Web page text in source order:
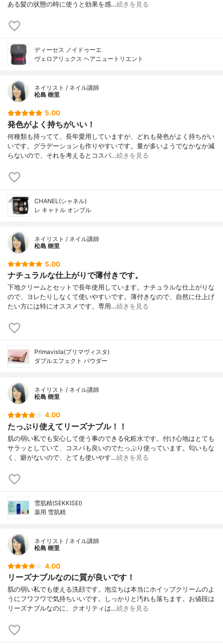
ある髪の状態の時に使うと効果を感…続きを見る
ディーセス ノイドゥーエ
ヴェロアリュクス ヘアニュートリエント
ネイリスト / ネイル講師
松島 樹里
5.00
発色がよく持ちがいい！
何種類も持ってて、長年愛用していますが、どれも発色がよく持ちがい
いです。グラデーションも作りやすいです。量が多いようでなかなか減
らないので、それを考えるとコスパ…続きを見る
CHANEL(シャネル)
レ キャトル オンブル
ネイリスト / ネイル講師
松島 樹里
5.00
ナチュラルな仕上がりで薄付きです。
下地クリームとセットで長年使用しています。ナチュラルな仕上がりな
ので、ヨレたりしなくて使いやすいです。薄付きなので、自然に仕上げ
たい方には特にオススメです。専用…続きを見る
Primavista(プリマヴィスタ)
ダブルエフェクト パウダー
ネイリスト / ネイル講師
松島 樹里
4.00
たっぷり使えてリーズナブル！！
肌の弱い私でも安心して使う事のできる化粧水です。付け心地はとても
サラッとしていて、コスパも良いのでたっぷり使っています。匂いもな
く、癖がないので、とても使いやす…続きを見る
雪肌精(SEKKISEI)
薬用 雪肌精
ネイリスト / ネイル講師
松島 樹里
4.00
リーズナブルなのに質が良いです！
肌の弱い私でも使える洗顔です。泡立ちは本当にホイップクリームのよ
うにフワフワで気持ちいいです。しっかりと汚れも落ちます。お値段は
リーズナブルなのに、クオリティは…続きを見る